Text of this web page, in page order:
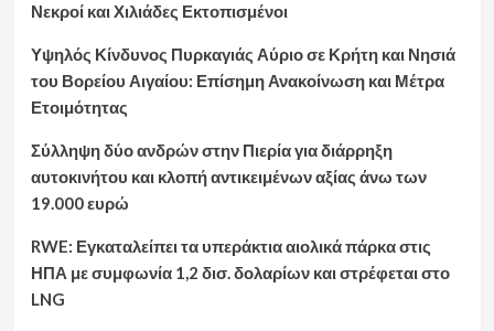
Νεκροί και Χιλιάδες Εκτοπισμένοι
Υψηλός Κίνδυνος Πυρκαγιάς Αύριο σε Κρήτη και Νησιά
του Βορείου Αιγαίου: Επίσημη Ανακοίνωση και Μέτρα
Ετοιμότητας
Σύλληψη δύο ανδρών στην Πιερία για διάρρηξη
αυτοκινήτου και κλοπή αντικειμένων αξίας άνω των
19.000 ευρώ
RWE: Εγκαταλείπει τα υπεράκτια αιολικά πάρκα στις
ΗΠΑ με συμφωνία 1,2 δισ. δολαρίων και στρέφεται στο
LNG